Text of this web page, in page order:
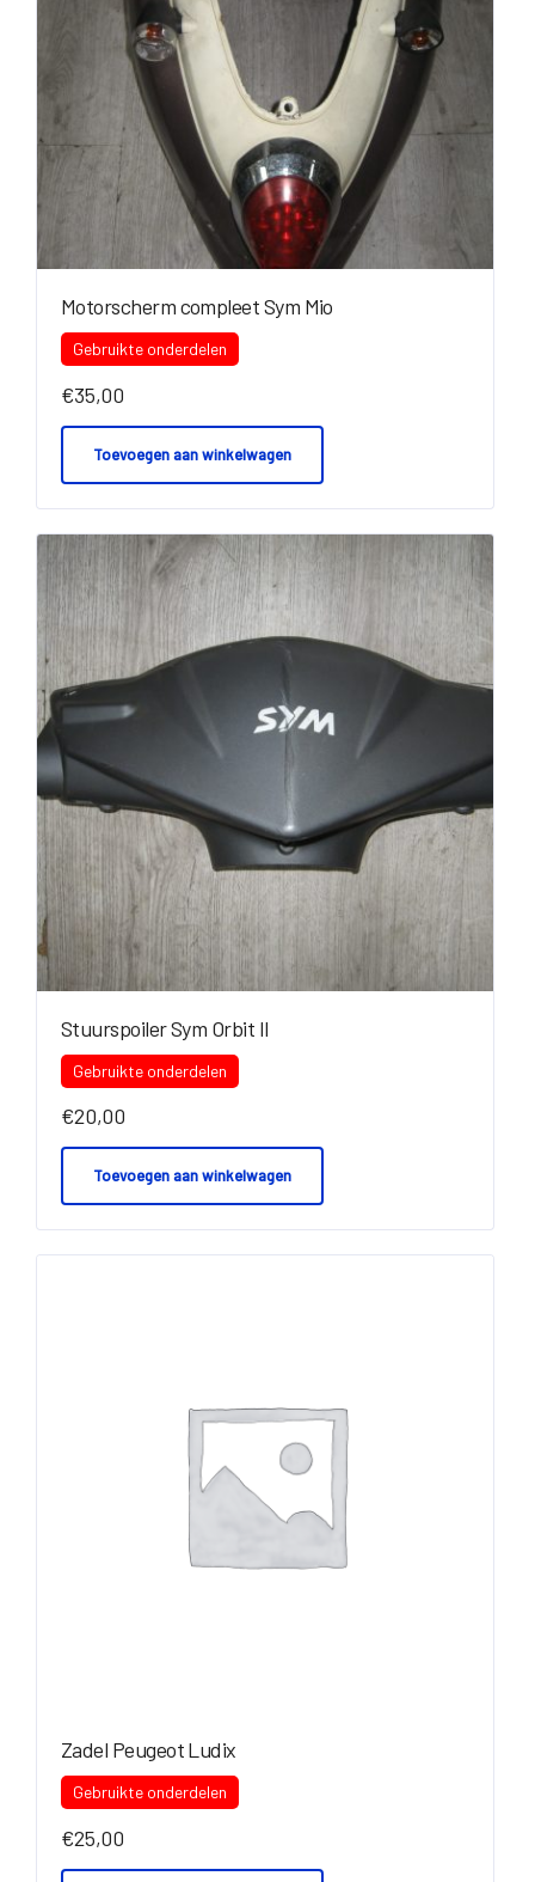
Motorscherm compleet Sym Mio
Gebruikte onderdelen
€35,00
Toevoegen aan winkelwagen
Stuurspoiler Sym Orbit II
Gebruikte onderdelen
€20,00
Toevoegen aan winkelwagen
Zadel Peugeot Ludix
Gebruikte onderdelen
€25,00